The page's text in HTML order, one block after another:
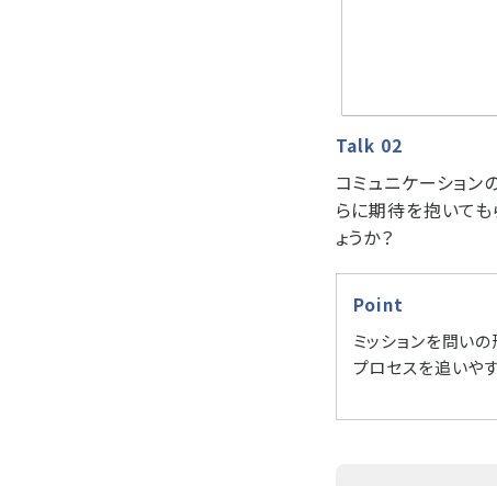
Talk 02
コミュニケーション
らに期待を抱いて
ょうか？
Point
ミッションを問い
プロセスを追いや